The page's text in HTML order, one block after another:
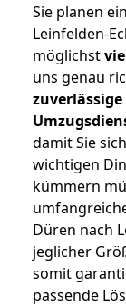
Sie planen
Leinfelden-
möglichst
uns genau
zuverlässige
damit Sie
wichtigen
kümmern
Düren nach
jeglicher
somit
passende